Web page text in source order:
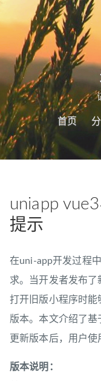
首页
uniapp
提示
在uni-app开发过程
求。当开发者发布
打开旧版小程序时
版本。本文介绍了
更新版本后，用户使
版本说明：